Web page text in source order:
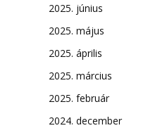
2025. június
2025. május
2025. április
2025. március
2025. február
2024. december